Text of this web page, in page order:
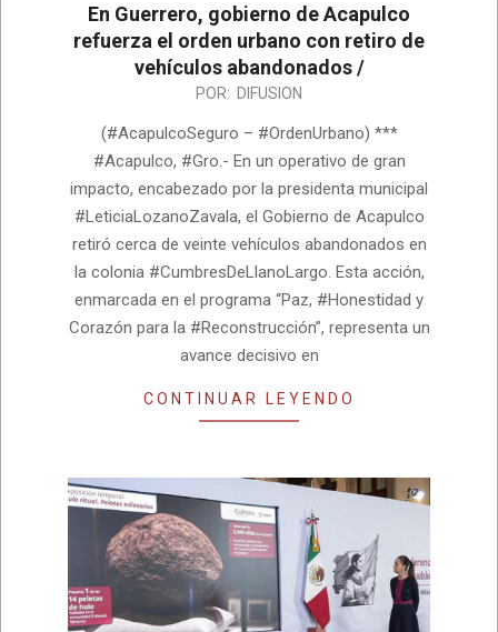
En Guerrero, gobierno de Acapulco
refuerza el orden urbano con retiro de
vehículos abandonados /
POR: DIFUSION
(#AcapulcoSeguro – #OrdenUrbano) ***
#Acapulco, #Gro.- En un operativo de gran
impacto, encabezado por la presidenta municipal
#LeticiaLozanoZavala, el Gobierno de Acapulco
retiró cerca de veinte vehículos abandonados en
la colonia #CumbresDeLlanoLargo. Esta acción,
enmarcada en el programa “Paz, #Honestidad y
Corazón para la #Reconstrucción”, representa un
avance decisivo en
CONTINUAR LEYENDO